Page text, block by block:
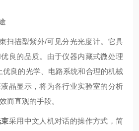
扫描型紫外/可见分光光度计。它具
良的品质。由于仪器内藏式微处理
优良的光学、电路系统和合理的机械
晶显示，将为各行业实验室的分析
而直观的手段。
采用中文人机对话的操作方式，简